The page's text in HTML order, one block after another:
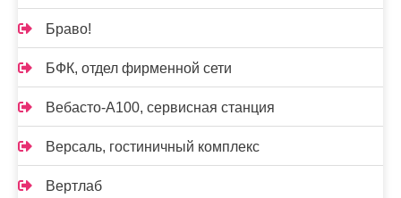
Браво!
БФК, отдел фирменной сети
Вебасто-А100, сервисная станция
Версаль, гостиничный комплекс
Вертлаб